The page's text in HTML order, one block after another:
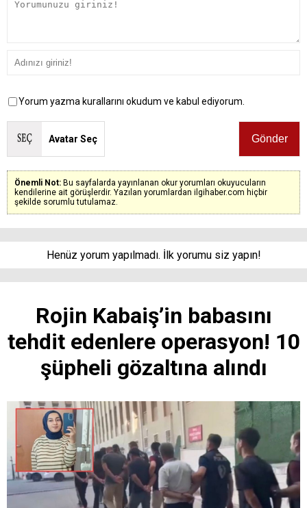
Yorum yazma kurallarını okudum ve kabul ediyorum.
Avatar Seç
Önemli Not: Bu sayfalarda yayınlanan okur yorumları okuyucuların
kendilerine ait görüşlerdir. Yazılan yorumlardan ilgihaber.com hiçbir
şekilde sorumlu tutulamaz.
Henüz yorum yapılmadı. İlk yorumu siz yapın!
Rojin Kabaiş’in babasını
tehdit edenlere operasyon! 10
şüpheli gözaltına alındı